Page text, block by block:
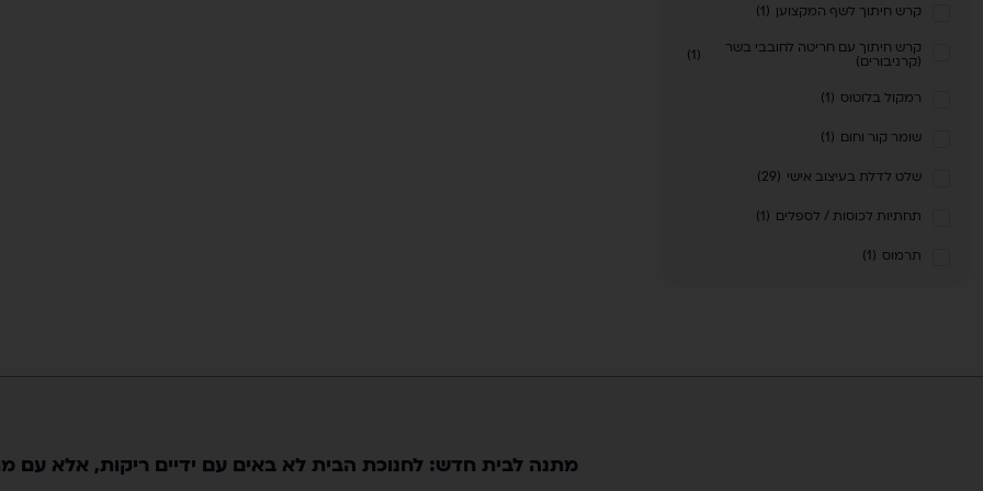
קרש חיתוך לשף המקצוען (
1
)
קרש חיתוך עם חריטה לחובבי בשר
(קרניבורים)
(
1
)
רמקול בלוטוס (
1
)
שומר קור וחום (
1
)
שלט לדלת בעיצוב אישי (
29
)
תחתיות לכוסות / לספלים (
1
)
תרמוס (
1
)
מתנה לבית חדש: לחנוכת הבית לא באים עם ידיים ריקות, אלא עם